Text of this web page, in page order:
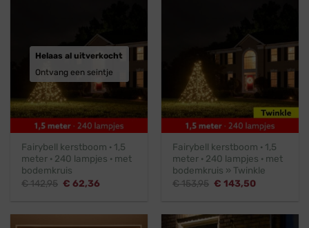
Helaas al uitverkocht
Ontvang een seintje
Fairybell kerstboom · 1,5
meter · 240 lampjes · met
bodemkruis
€142,95 Oorspronkelijke
€ 62,36Huidige
Fairybell kerstboom · 1,5
meter · 240 lampjes · met
bodemkruis » Twinkle
€153,95 Oorspronkelijke
€ 143,50Huidige